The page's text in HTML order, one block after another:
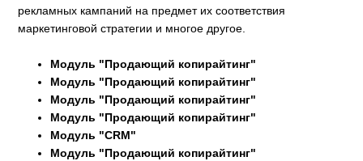
рекламных кампаний на предмет их соответствия
маркетинговой стратегии и многое другое.
Модуль "Продающий копирайтинг"
Модуль "Продающий копирайтинг"
Модуль "Продающий копирайтинг"
Модуль "Продающий копирайтинг"
Модуль "CRM"
Модуль "Продающий копирайтинг"